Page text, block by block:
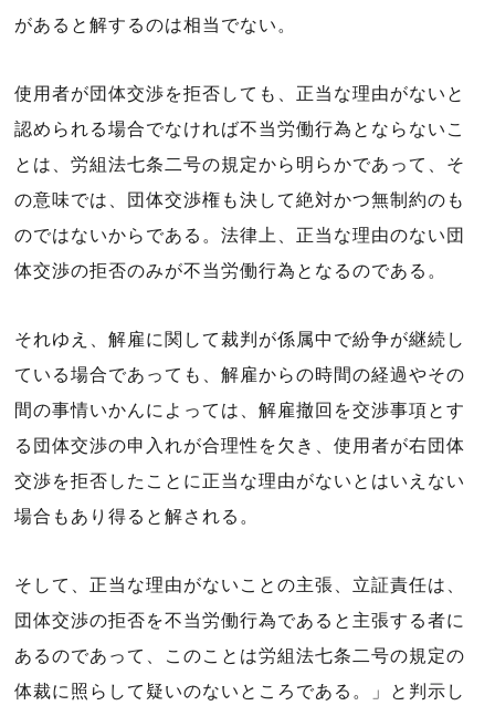
があると解するのは相当でない。
使用者が団体交渉を拒否しても、正当な理由がないと
認められる場合でなければ不当労働行為とならないこ
とは、労組法七条二号の規定から明らかであって、そ
の意味では、団体交渉権も決して絶対かつ無制約のも
のではないからである。法律上、正当な理由のない団
体交渉の拒否のみが不当労働行為となるのである。
それゆえ、解雇に関して裁判が係属中で紛争が継続し
ている場合であっても、解雇からの時間の経過やその
間の事情いかんによっては、解雇撤回を交渉事項とす
る団体交渉の申入れが合理性を欠き、使用者が右団体
交渉を拒否したことに正当な理由がないとはいえない
場合もあり得ると解される。
そして、正当な理由がないことの主張、立証責任は、
団体交渉の拒否を不当労働行為であると主張する者に
あるのであって、このことは労組法七条二号の規定の
体裁に照らして疑いのないところである。」と判示し